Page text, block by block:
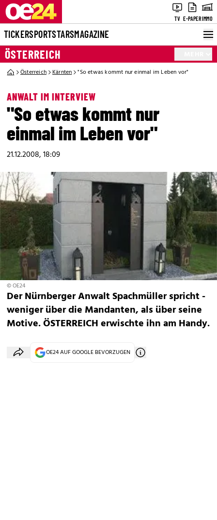
TV E-PAPERIMMO
TICKERSPORTSTARSMAGAZINE
ÖSTERREICH
Österreich Kärnten "So etwas kommt nur einmal im Leben vor"
ANWALT IM INTERVIEW
"So etwas kommt nur
einmal im Leben vor"
21.12.2008, 18:09
© OE24
Der Nürnberger Anwalt Spachmüller spricht -
weniger über die Mandanten, als über seine
Motive. ÖSTERREICH erwischte ihn am Handy.
OE24 AUF GOOGLE BEVORZUGEN